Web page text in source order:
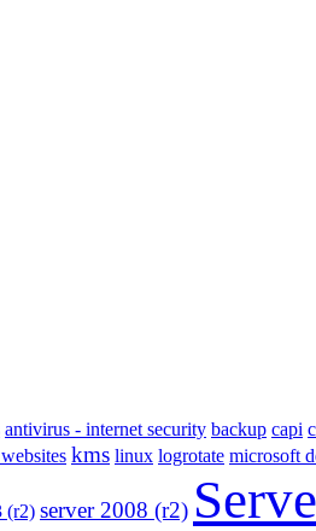
antivirus - internet security backup capi
kms linux logrotate microsoft
(r2) server 2008 (r2)